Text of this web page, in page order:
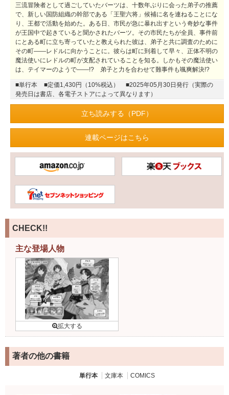
三流冒険者として過ごしていたバーツは、十数年ぶりに会った弟子の推薦
で、新しい国防組織の幹部である「王聖六将」候補に名を連ねることにな
り、王都で活動を始めた。ある日、市民が急に暴れ出すという奇妙な事件
が王国中で起きていると聞かされたバーツ。その市民たちが全員、事件前
にとある町に立ち寄っていたと教えられた彼は、弟子と共に調査のために
その町――レドルに向かうことに。彼らは町に到着して早々、正体不明の
魔法使いにレドルの町が支配されていることを知る。しかもその魔法使い
は、テイマーのようで――!? 弟子と力を合わせて難事件も颯爽解決!?
■単行本 ■定価1,430円（10%税込）
■2025年05月30日発行（実際の
発売日は書店、各電子ストアによって異なります）
立ち読みする（PDF）
連載ページはこちら
CHECK!!
主な登場人物
著者の他の書籍
単行本 文庫本 COMICS